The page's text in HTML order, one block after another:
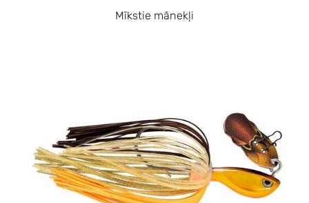
Mīkstie mānekļi